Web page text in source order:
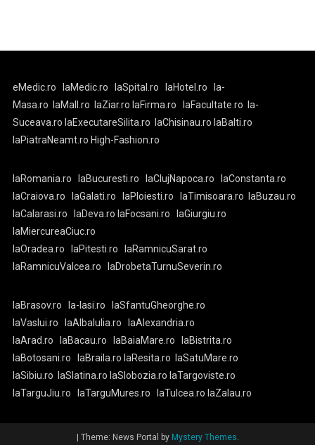
eMedic.ro laMedic.ro laSpital.ro laHotel.ro
la-
Masa.ro
laMall.ro laZiar.ro laFirma.ro laFacultate.ro
la-
Suceava.ro laExecutareSilita.ro laChisinau.ro laBalti.ro
laPiatraNeamt.ro High-Fashion.ro
laRomania.ro laBucuresti.ro laClujNapoca.ro
laConstanta.ro
laCraiova.ro
laGalati.ro laPloiesti.ro laTimisoara.ro
laBuzau.ro
laCalarasi.ro
laDeva.ro laFocsani.ro
laGiurgiu.ro
laMiercureaCiuc.ro
laOradea.ro
laPitesti.ro
laRamnicuSarat.ro
laRamnicuValcea.ro
laDrobetaTurnuSeverin.ro
laBrasov.ro la-Iasi.ro
laSfantuGheorghe.ro
laVaslui.ro
laAlbaIulia.ro
laAlexandria.ro
laArad.ro
laBacau.ro laBaiaMare.ro
laBistrita.ro
laBotosani.ro
laBraila.ro laResita.ro
laSatuMare.ro
laSibiu.ro
laSlatina.ro laSlobozia.ro laTargoviste.ro
laTarguJiu.ro
laTarguMures.ro laTulcea.ro laZalau.ro
Theme: News Portal by Mystery Themes.